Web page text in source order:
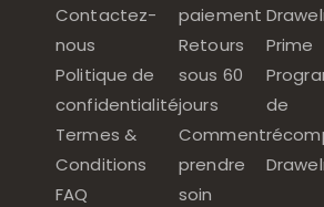
Contactez-
nous
Politique de
confidentialité
Termes &
Conditions
FAQ
paiement
Retours
sous 60
jours
Comment
prendre
soin
Prime
de